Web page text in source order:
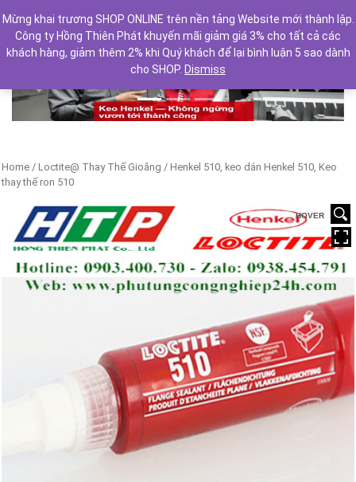
Previous Next
Home / Loctite@ Thay Thế Gioăng / Henkel 510, keo dán Henkel 510, Keo
thay thế ron 510
HOVER
Mừng khai trương SHOP ONLINE trên nền tảng Website mới thành lập.
Công ty Hồng Thiên Phát khuyến mãi giảm giá 3% cho tất cả các
khách hàng, giảm thêm 2% khi Quý khách để lại bình luận 5 sao dành
cho SHOP. Dismiss